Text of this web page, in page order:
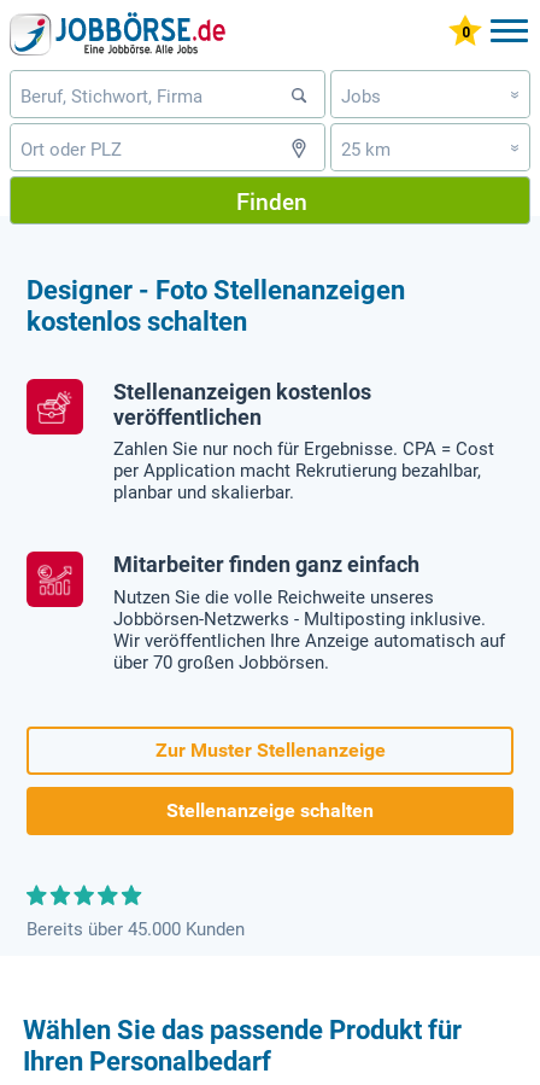
Jobs »
25 km »
Finden
Designer - Foto Stellenanzeigen
kostenlos schalten
Stellenanzeigen kostenlos
veröffentlichen
Zahlen Sie nur noch für Ergebnisse. CPA = Cost
per Application macht Rekrutierung bezahlbar,
planbar und skalierbar.
Mitarbeiter finden ganz einfach
Nutzen Sie die volle Reichweite unseres
Jobbörsen-Netzwerks - Multiposting inklusive.
Wir veröffentlichen Ihre Anzeige automatisch auf
über 70 großen Jobbörsen.
Zur Muster Stellenanzeige
Stellenanzeige schalten
Bereits über 45.000 Kunden
Wählen Sie das passende Produkt für
Ihren Personalbedarf